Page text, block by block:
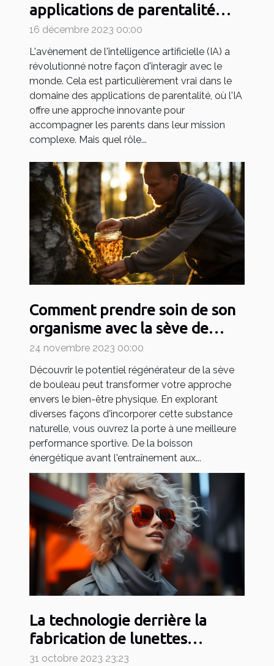
applications de parentalité
comme May
16 décembre 2023 00:00
L'avènement de l'intelligence artificielle (IA) a
révolutionné notre façon d'interagir avec le
monde. Cela est particulièrement vrai dans le
domaine des applications de parentalité, où l'IA
offre une approche innovante pour
accompagner les parents dans leur mission
complexe. Mais quel rôle...
Comment prendre soin de son
organisme avec la sève de
bouleau pour devenir un
sportif efficace ?
24 novembre 2023 00:00
Découvrir le potentiel régénérateur de la sève
de bouleau peut transformer votre approche
envers le bien-être physique. En explorant
diverses façons d'incorporer cette substance
naturelle, vous ouvrez la porte à une meilleure
performance sportive. De la boisson
énergétique avant l'entraînement aux...
La technologie derrière la
fabrication de lunettes
urbaines sophistiquées
31 octobre 2023 23:23